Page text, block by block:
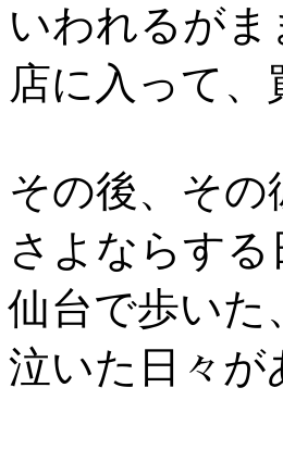
いわれるが
店に入って
その後、その
さよならす
仙台で歩いた
泣いた日々が